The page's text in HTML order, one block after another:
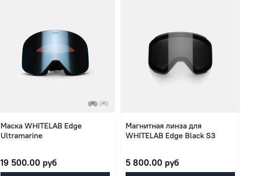
Маска WHITELAB Edge
Ultramarine
19 500.00 руб
Магнитная линза для
WHITELAB Edge Black S3
5 800.00 руб